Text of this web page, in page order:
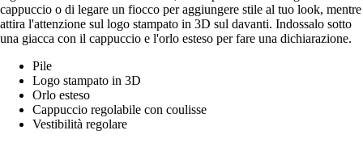
cappuccio o di legare un fiocco per aggiungere stile al tuo look, mentre
attira l'attenzione sul logo stampato in 3D sul davanti. Indossalo sotto
una giacca con il cappuccio e l'orlo esteso per fare una dichiarazione.
Pile
Logo stampato in 3D
Orlo esteso
Cappuccio regolabile con coulisse
Vestibilità regolare